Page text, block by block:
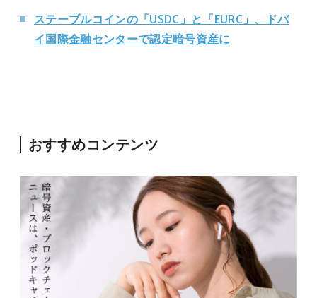
ステーブルコインの「USDC」と「EURC」、ドバ
イ国際金融センターで認定暗号資産に
おすすめコンテンツ